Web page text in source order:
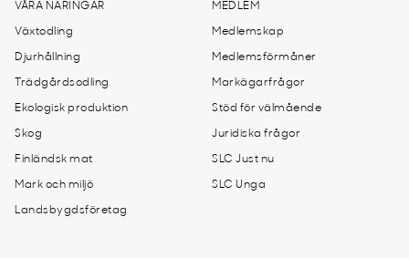
VÅRA NÄRINGAR
Växtodling
Djurhållning
Trädgårdsodling
Ekologisk produktion
Skog
Finländsk mat
Mark och miljö
Landsbygdsföretag
MEDLEM
Medlemskap
Medlemsförmåner
Markägarfrågor
Stöd för välmående
Juridiska frågor
SLC Just nu
SLC Unga